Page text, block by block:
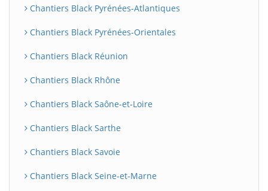
Chantiers Black Pyrénées-Atlantiques
Chantiers Black Pyrénées-Orientales
Chantiers Black Réunion
Chantiers Black Rhône
Chantiers Black Saône-et-Loire
Chantiers Black Sarthe
Chantiers Black Savoie
Chantiers Black Seine-et-Marne